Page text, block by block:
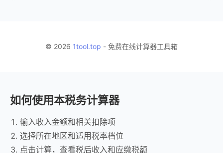
© 2026 1tool.top - 免费在线计算器工具箱
如何使用本税务计算器
输入收入金额和相关扣除项
选择所在地区和适用税率档位
点击计算，查看税后收入和应缴税额